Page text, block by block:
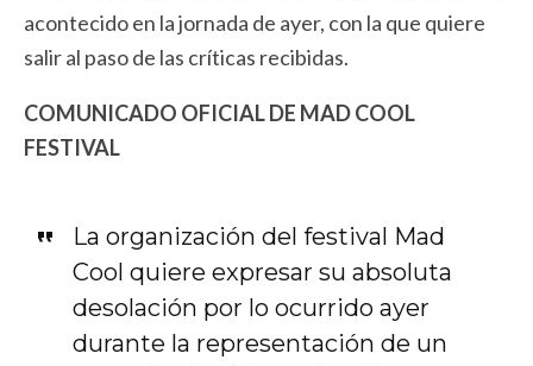
acontecido en la jornada de ayer, con la que quiere
salir al paso de las críticas recibidas.
COMUNICADO OFICIAL DE MAD COOL
FESTIVAL
La organización del festival Mad
Cool quiere expresar su absoluta
desolación por lo ocurrido ayer
durante la representación de un